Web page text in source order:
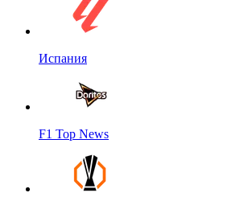
Испания
F1 Top News